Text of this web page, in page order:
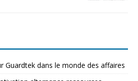
Guardtek dans le monde des affaires